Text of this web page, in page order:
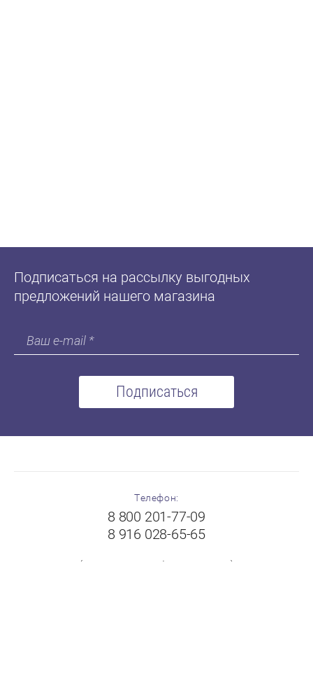
Подписаться на рассылку выгодных
предложений нашего магазина
Подписаться
Телефон:
8 800 201-77-09
8 916 028-65-65
(с 8:00 до 19:00 без выходных)